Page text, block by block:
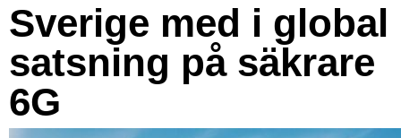
Sverige med i global
satsning på säkrare
6G